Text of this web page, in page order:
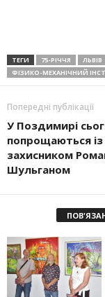
ТЕГИ 75-РІЧЧЯ ЛЬВІВ
ФІЗИКО-МЕХАНІЧНИЙ
Попередні публікації
У Поздимирі
попрощаються із
захисником
Шульганом